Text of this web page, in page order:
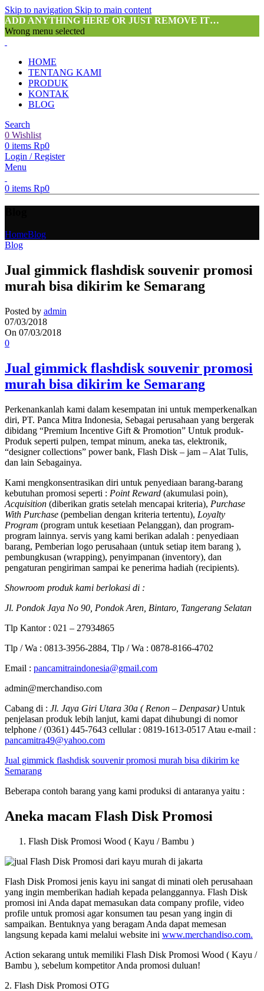
Skip to navigation Skip to main content
ADD ANYTHING HERE OR JUST REMOVE IT…
Wrong menu selected
HOME
TENTANG KAMI
PRODUK
KONTAK
BLOG
Search
0 Wishlist
0 items Rp0
Login / Register
Menu
0 items Rp0
HomeBlog
Blog
Jual gimmick flashdisk souvenir promosi
murah bisa dikirim ke Semarang
Posted by admin
07/03/2018
On 07/03/2018
0
Jual gimmick flashdisk souvenir promosi
murah bisa dikirim ke Semarang
Perkenankanlah kami dalam kesempatan ini untuk memperkenalkan
diri, PT. Panca Mitra Indonesia, Sebagai perusahaan yang bergerak
dibidang “Premium Incentive Gift & Promotion” Untuk produk-
Produk seperti pulpen, tempat minum, aneka tas, elektronik,
“designer collections” power bank, Flash Disk – jam – Alat Tulis,
dan lain Sebagainya.
Kami mengkonsentrasikan diri untuk penyediaan barang-barang
kebutuhan promosi seperti : Point Reward (akumulasi poin),
Acquisition (diberikan gratis setelah mencapai kriteria), Purchase
With Purchase (pembelian dengan kriteria tertentu), Loyalty
Program (program untuk kesetiaan Pelanggan), dan program-
program lainnya. servis yang kami berikan adalah : penyediaan
barang, Pemberian logo perusahaan (untuk setiap item barang ),
pembungkusan (wrapping), penyimpanan (inventory), dan
pengaturan pengiriman sampai ke penerima hadiah (recipients).
Showroom produk kami berlokasi di :
Jl. Pondok Jaya No 90, Pondok Aren, Bintaro, Tangerang Selatan
Tlp Kantor : 021 – 27934865
Tlp / Wa : 0813-3956-2884, Tlp / Wa : 0878-8166-4702
Email : pancamitraindonesia@gmail.com
admin@merchandiso.com
Cabang di : Jl. Jaya Giri Utara 30a ( Renon – Denpasar) Untuk
penjelasan produk lebih lanjut, kami dapat dihubungi di nomor
telphone / (0361) 445-7643 cellular : 0819-1613-0517 Atau e-mail :
pancamitra49@yahoo.com
Jual gimmick flashdisk souvenir promosi murah bisa dikirim ke
Semarang
Beberapa contoh barang yang kami produksi di antaranya yaitu :
Aneka macam Flash Disk Promosi
Flash Disk Promosi Wood ( Kayu / Bambu )
Flash Disk Promosi jenis kayu ini sangat di minati oleh perusahaan
yang ingin memberikan hadiah kepada pelanggannya. Flash Disk
promosi ini Anda dapat memasukan data company profile, video
profile untuk promosi agar konsumen tau pesan yang ingin di
sampaikan. Bentuknya yang beragam Anda dapat memesan
langsung kepada kami melalui website ini www.merchandiso.com.
Action sekarang untuk memiliki Flash Disk Promosi Wood ( Kayu /
Bambu ), sebelum kompetitor Anda promosi duluan!
2. Flash Disk Promosi OTG